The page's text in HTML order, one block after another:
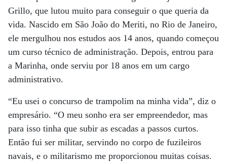
Grillo, que lutou muito para conseguir o que queria da
vida. Nascido em São João do Meriti, no Rio de Janeiro,
ele mergulhou nos estudos aos 14 anos, quando começou
um curso técnico de administração. Depois, entrou para
a Marinha, onde serviu por 18 anos em um cargo
administrativo.
“Eu usei o concurso de trampolim na minha vida”, diz o
empresário. “O meu sonho era ser empreendedor, mas
para isso tinha que subir as escadas a passos curtos.
Então fui ser militar, servindo no corpo de fuzileiros
navais, e o militarismo me proporcionou muitas coisas.